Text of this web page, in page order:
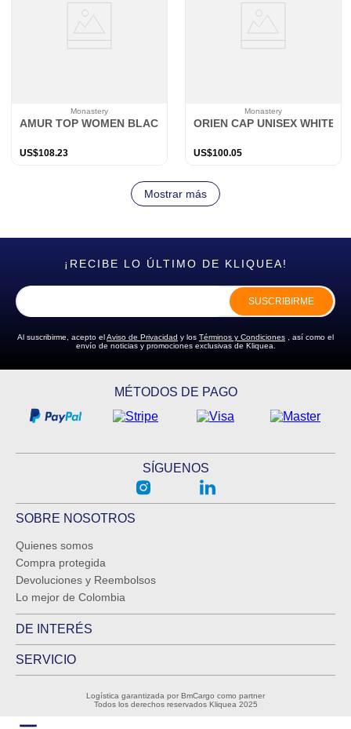
Monastery
AMUR TOP WOMEN BLACK
US$108.23
Monastery
ORIEN CAP UNISEX WHITE
US$100.05
Mostrar más
¡RECIBE LO ÚLTIMO DE KLIQUEA!
SUSCRIBIRME
Al suscribirme, acepto elAviso de Privacidad y los Términos y Condiciones , así como el
envío de noticias y promociones exclusivas de Kliquea.
MÉTODOS DE PAGO
SÍGUENOS
SOBRE NOSOTROS
Quienes somos
Compra protegida
Devoluciones y Reembolsos
Lo mejor de Colombia
DE INTERÉS
SERVICIO
Logística garantizada por BmCargo como partner
Todos los derechos reservados Kliquea 2025